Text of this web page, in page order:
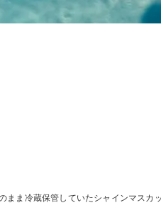
まま冷蔵保管していたシャインマスカ